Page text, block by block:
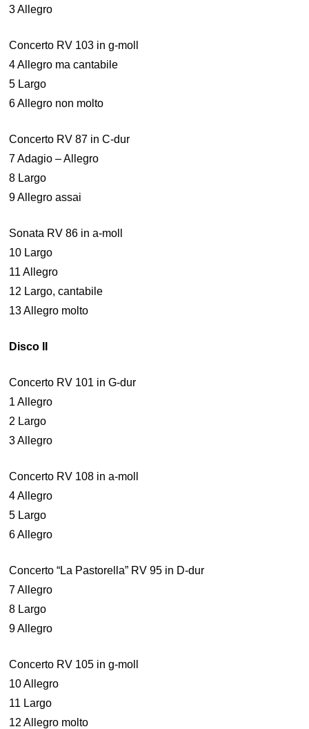
3 Allegro
Concerto RV 103 in g-moll
4 Allegro ma cantabile
5 Largo
6 Allegro non molto
Concerto RV 87 in C-dur
7 Adagio – Allegro
8 Largo
9 Allegro assai
Sonata RV 86 in a-moll
10 Largo
11 Allegro
12 Largo, cantabile
13 Allegro molto
Disco II
Concerto RV 101 in G-dur
1 Allegro
2 Largo
3 Allegro
Concerto RV 108 in a-moll
4 Allegro
5 Largo
6 Allegro
Concerto “La Pastorella” RV 95 in D-dur
7 Allegro
8 Largo
9 Allegro
Concerto RV 105 in g-moll
10 Allegro
11 Largo
12 Allegro molto